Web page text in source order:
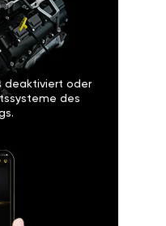
deaktiviert oder
des